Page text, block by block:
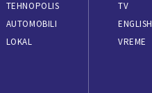
TEHNOPOLIS
AUTOMOBILI
LOKAL
TV
ENGLISH
VREME